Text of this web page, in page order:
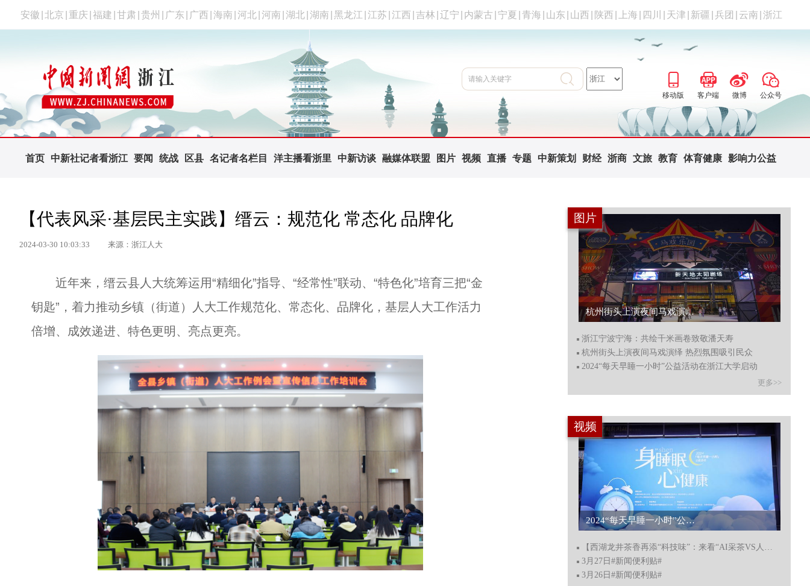
安徽 北京 重庆 福建 甘肃 贵州 广东 广西 海南 河北 河南 湖北 湖南 黑龙江 江苏 江西 吉林 辽宁 内蒙古 宁夏 青海 山东 山西 陕西 上海 四川 天津 新疆 兵团 云南 浙江
移动版 客户端 微博 公众号
首页 中新社记者看浙江 要闻 统战 区县 名记者名栏目 洋主播看浙里 中新访谈 融媒体联盟 图片 视频 直播 专题 中新策划 财经 浙商 文旅 教育 体育健康 影响力公益
【代表风采·基层民主实践】缙云：规范化 常态化 品牌化
2024-03-30 10:03:33 来源：浙江人大
近年来，缙云县人大统筹运用“精细化”指导、“经常性”联动、“特色化”培育三把“金
钥匙”，着力推动乡镇（街道）人大工作规范化、常态化、品牌化，基层人大工作活力
倍增、成效递进、特色更明、亮点更亮。
图片
浙江宁波宁海：共绘千米画卷致敬潘天寿...
浙江宁波宁海：共绘千米画卷致敬潘天寿
杭州街头上演夜间马戏演绎 热烈氛围吸引民众
2024“每天早睡一小时”公益活动在浙江大学启动
更多>>
视频
【你今天早睡了吗？主播带你打卡改善睡眠体验项目，告别焦虑失眠！】...
【西湖龙井茶香再添“科技味”：来看“AI采茶VS人工采茶”
3月27日#新闻便利贴#
3月26日#新闻便利贴#